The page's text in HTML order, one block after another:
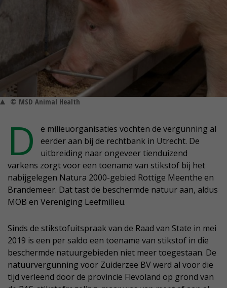
© MSD Animal Health
D
e milieuorganisaties vochten de vergunning al
eerder aan bij de rechtbank in Utrecht. De
uitbreiding naar ongeveer tienduizend
varkens zorgt voor een toename van stikstof bij het
nabijgelegen Natura 2000-gebied Rottige Meenthe en
Brandemeer. Dat tast de beschermde natuur aan, aldus
MOB en Vereniging Leefmilieu.
Sinds de stikstofuitspraak van de Raad van State in mei
2019 is een per saldo een toename van stikstof in die
beschermde natuurgebieden niet meer toegestaan. De
natuurvergunning voor Zuiderzee BV werd al voor die
tijd verleend door de provincie Flevoland op grond van